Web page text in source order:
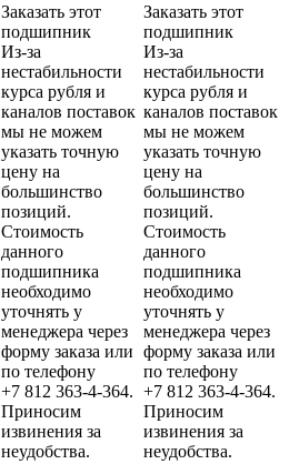
Заказать этот
подшипник
Из-за
нестабильности
курса рубля и
каналов поставок
мы не можем
указать точную
цену на
большинство
позиций.
Стоимость
данного
подшипника
необходимо
уточнять у
менеджера через
форму заказа или
по телефону
+7 812 363-4-364.
Приносим
извинения за
неудобства.
Заказать этот
подшипник
Из-за
нестабильности
курса рубля и
каналов поставок
мы не можем
указать точную
цену на
большинство
позиций.
Стоимость
данного
подшипника
необходимо
уточнять у
менеджера через
форму заказа или
по телефону
+7 812 363-4-364.
Приносим
извинения за
неудобства.